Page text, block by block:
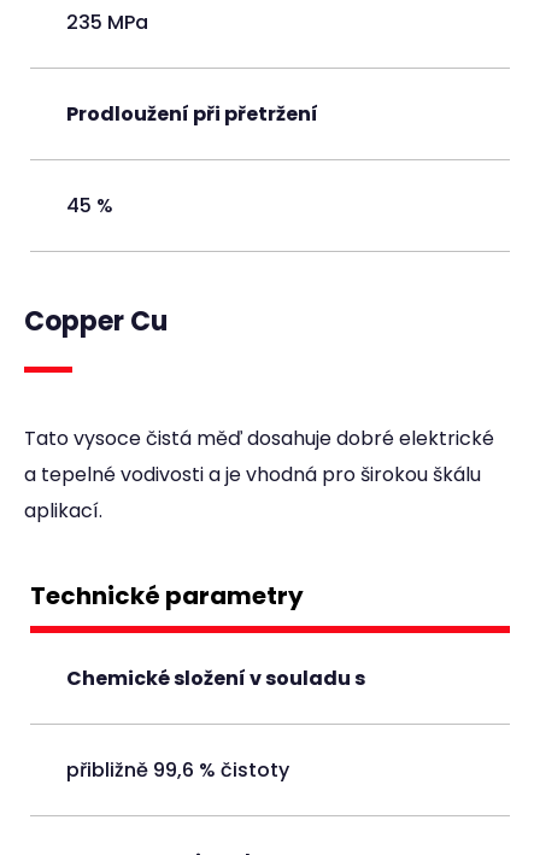
235 MPa
Prodloužení při přetržení
45 %
Copper Cu
Tato vysoce čistá měď dosahuje dobré elektrické
a tepelné vodivosti a je vhodná pro širokou škálu
aplikací.
Technické parametry
Chemické složení v souladu s
přibližně 99,6 % čistoty